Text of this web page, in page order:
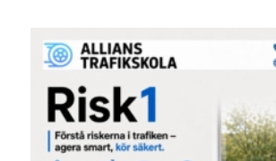
27190